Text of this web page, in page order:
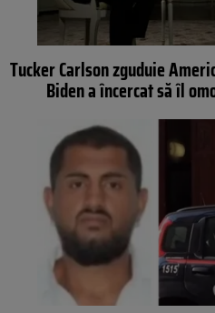
Tucker Carlson zguduie
Biden a încercat să îl